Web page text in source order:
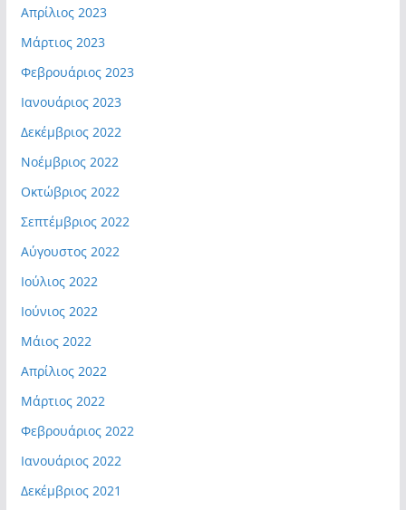
Απρίλιος 2023
Μάρτιος 2023
Φεβρουάριος 2023
Ιανουάριος 2023
Δεκέμβριος 2022
Νοέμβριος 2022
Οκτώβριος 2022
Σεπτέμβριος 2022
Αύγουστος 2022
Ιούλιος 2022
Ιούνιος 2022
Μάιος 2022
Απρίλιος 2022
Μάρτιος 2022
Φεβρουάριος 2022
Ιανουάριος 2022
Δεκέμβριος 2021